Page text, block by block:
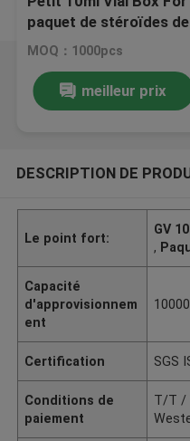
paquet de stéroïdes
MOQ：1000pcs
meilleur prix
DESCRIPTION DE
Le point fort:
GV
,
Capacité
d'approvisionnem
ent
Certification SGS
Conditions de
paiement
T/T /